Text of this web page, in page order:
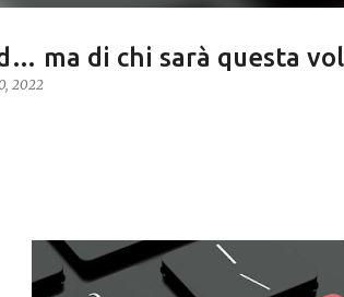
ma di chi sarà questa
2022